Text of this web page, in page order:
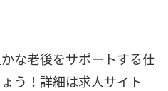
な老後をサポートする仕
う！詳細は求人サイト